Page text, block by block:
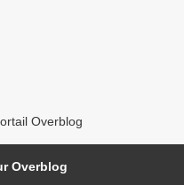
Overblog
Overblog